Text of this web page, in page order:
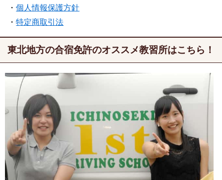
個人情報保護方針
特定商取引法
東北地方の合宿免許のオススメ教習所はこちら！